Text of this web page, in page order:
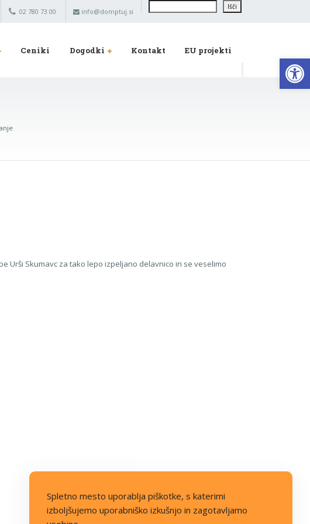
02 780 73 00 info@domptuj.si
Išči
Ceniki Dogodki Kontakt EU projekti
Urši Skumavc za tako lepo izpeljano delavnico in se veselimo
Spletno mesto uporablja piškotke, s katerimi
izboljšujemo uporabniško izkušnjo in zagotavljamo